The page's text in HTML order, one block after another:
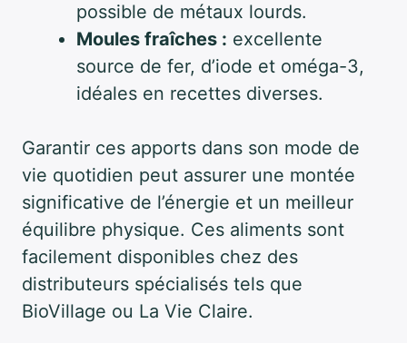
possible de métaux lourds.
Moules fraîches : excellente
source de fer, d’iode et oméga-3,
idéales en recettes diverses.
Garantir ces apports dans son mode de
vie quotidien peut assurer une montée
significative de l’énergie et un meilleur
équilibre physique. Ces aliments sont
facilement disponibles chez des
distributeurs spécialisés tels que
BioVillage ou La Vie Claire.